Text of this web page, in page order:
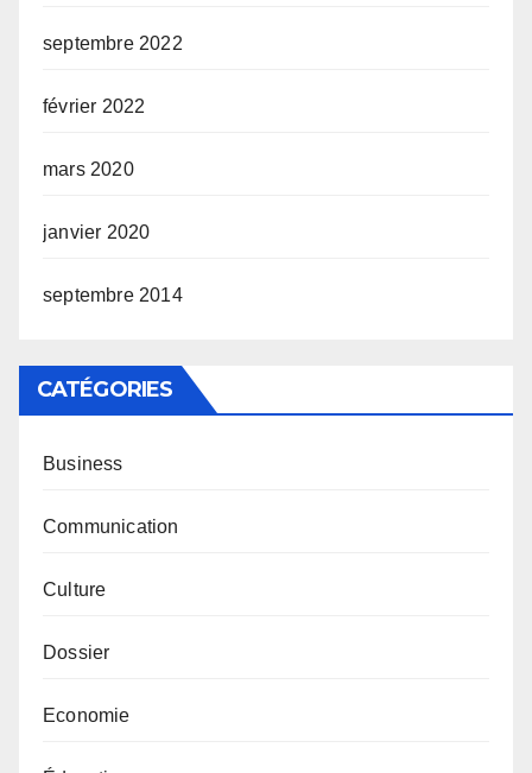
septembre 2022
février 2022
mars 2020
janvier 2020
septembre 2014
CATÉGORIES
Business
Communication
Culture
Dossier
Economie